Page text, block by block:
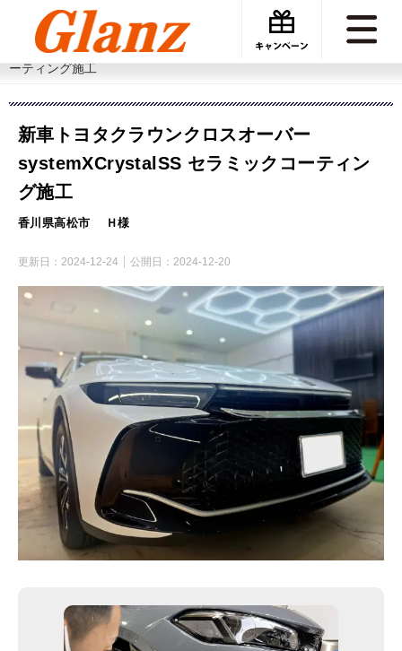
カーケアグランツ
施工事例
新車トヨタクラウンクロスオーバーsystemXCrystalSS セラミックコ
ーティング施工
新車トヨタクラウンクロスオーバー
systemXCrystalSS セラミックコーティン
グ施工
香川県高松市 Ｈ様
更新日： 2024-12-24 公開日： 2024-12-20